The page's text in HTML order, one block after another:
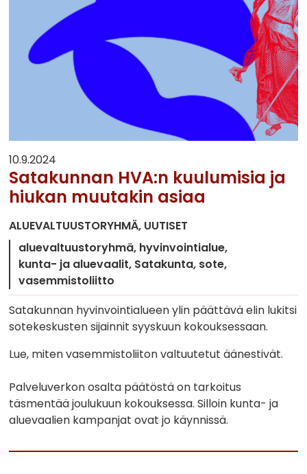
10.9.2024
Satakunnan HVA:n kuulumisia ja
hiukan muutakin asiaa
ALUEVALTUUSTORYHMÄ UUTISET
aluevaltuustoryhmä hyvinvointialue
kunta- ja aluevaalit Satakunta sote
vasemmistoliitto
Satakunnan hyvinvointialueen ylin päättävä elin lukitsi
sotekeskusten sijainnit syyskuun kokouksessaan.
Lue, miten vasemmistoliiton valtuutetut äänestivät.
Palveluverkon osalta päätöstä on tarkoitus
täsmentää joulukuun kokouksessa. Silloin kunta- ja
aluevaalien kampanjat ovat jo käynnissä.